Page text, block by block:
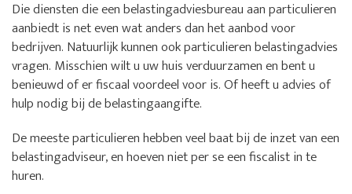
Die diensten die een belastingadviesbureau aan particulieren
aanbiedt is net even wat anders dan het aanbod voor
bedrijven. Natuurlijk kunnen ook particulieren belastingadvies
vragen. Misschien wilt u uw huis verduurzamen en bent u
benieuwd of er fiscaal voordeel voor is. Of heeft u advies of
hulp nodig bij de belastingaangifte.
De meeste particulieren hebben veel baat bij de inzet van een
belastingadviseur, en hoeven niet per se een fiscalist in te
huren.